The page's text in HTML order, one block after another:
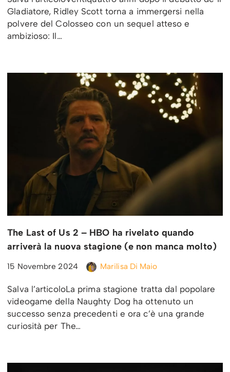
Gladiatore, Ridley Scott torna a immergersi nella
polvere del Colosseo con un sequel atteso e
ambizioso: Il…
The Last of Us 2 – HBO ha rivelato quando
arriverà la nuova stagione (e non manca molto)
15 Novembre 2024 Marilisa Di Maio
Salva l’articoloLa prima stagione tratta dal popolare
videogame della Naughty Dog ha ottenuto un
successo senza precedenti e ora c’è una grande
curiosità per The…